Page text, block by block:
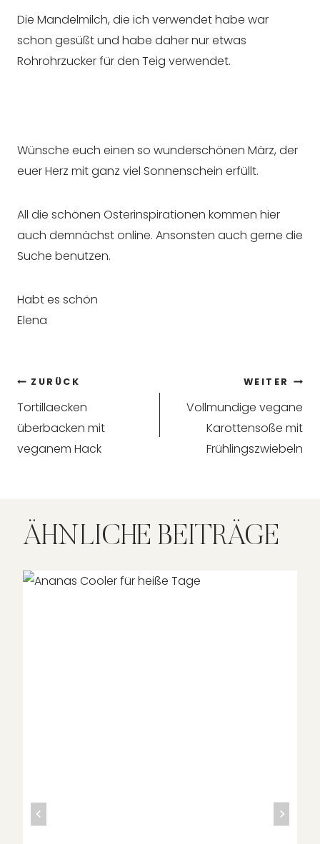
Die Mandelmilch, die ich verwendet habe war
schon gesüßt und habe daher nur etwas
Rohrohrzucker für den Teig verwendet.
Wünsche euch einen so wunderschönen März, der
euer Herz mit ganz viel Sonnenschein erfüllt.
All die schönen Osterinspirationen kommen hier
auch demnächst online. Ansonsten auch gerne die
Suche benutzen.
Habt es schön
Elena
Beitragsnavigation
ZURÜCK
Tortillaecken
überbacken mit
veganem Hack
WEITER
Vollmundige vegane
Karottensoße mit
Frühlingszwiebeln
ÄHNLICHE BEITRÄGE